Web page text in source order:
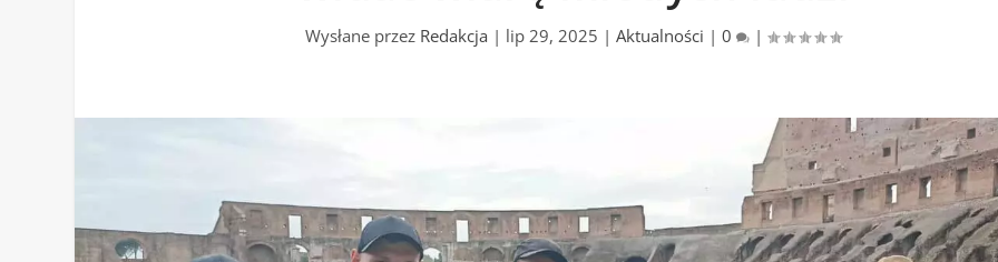
Wysłane przez Redakcja | lip 29, 2025 |Aktualności |0 |